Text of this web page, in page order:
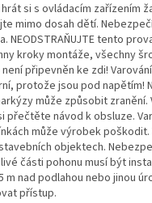
si s ovládacím zařízením
mimo dosah dětí.
NEODSTRAŇUJTE tento
kroky montáže, všechny
připevněn ke zdi!
protože jsou pod napětím!
může způsobit zranění.
přečtěte návod k obsluze.
může výrobek
objektech.
části pohonu musí být
m nad podlahou nebo jinou
přístup.